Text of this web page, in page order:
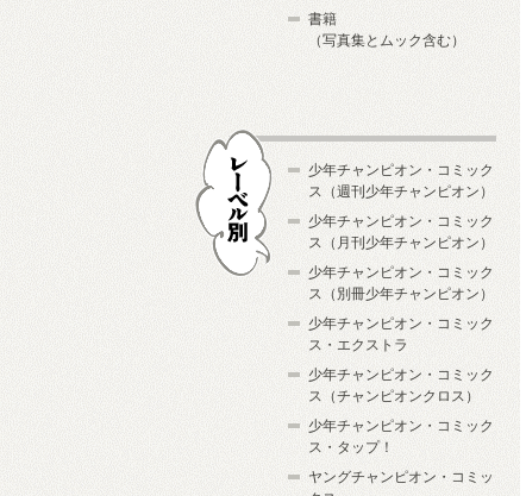
書籍
（写真集とムック含む）
少年チャンピオン・コミック
ス（週刊少年チャンピオン）
少年チャンピオン・コミック
ス（月刊少年チャンピオン）
少年チャンピオン・コミック
ス（別冊少年チャンピオン）
少年チャンピオン・コミック
ス・エクストラ
少年チャンピオン・コミック
ス（チャンピオンクロス）
少年チャンピオン・コミック
ス・タップ！
ヤングチャンピオン・コミッ